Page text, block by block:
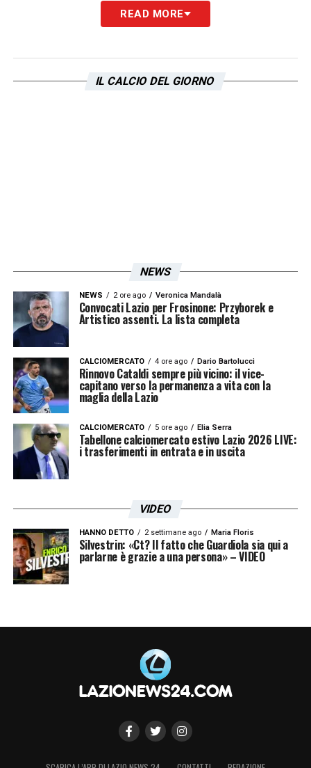
READ MORE
IL CALCIO DEL GIORNO
NEWS
NEWS 2 ore ago Veronica Mandalà
Convocati Lazio per Frosinone: Przyborek e
Artistico assenti. La lista completa
CALCIOMERCATO 4 ore ago Dario Bartolucci
Rinnovo Cataldi sempre più vicino: il vice-
capitano verso la permanenza a vita con la
maglia della Lazio
CALCIOMERCATO 5 ore ago Elia Serra
Tabellone calciomercato estivo Lazio 2026 LIVE:
i trasferimenti in entrata e in uscita
VIDEO
HANNO DETTO 2 settimane ago Maria Floris
Silvestrin: «Ct? Il fatto che Guardiola sia qui a
parlarne è grazie a una persona» – VIDEO